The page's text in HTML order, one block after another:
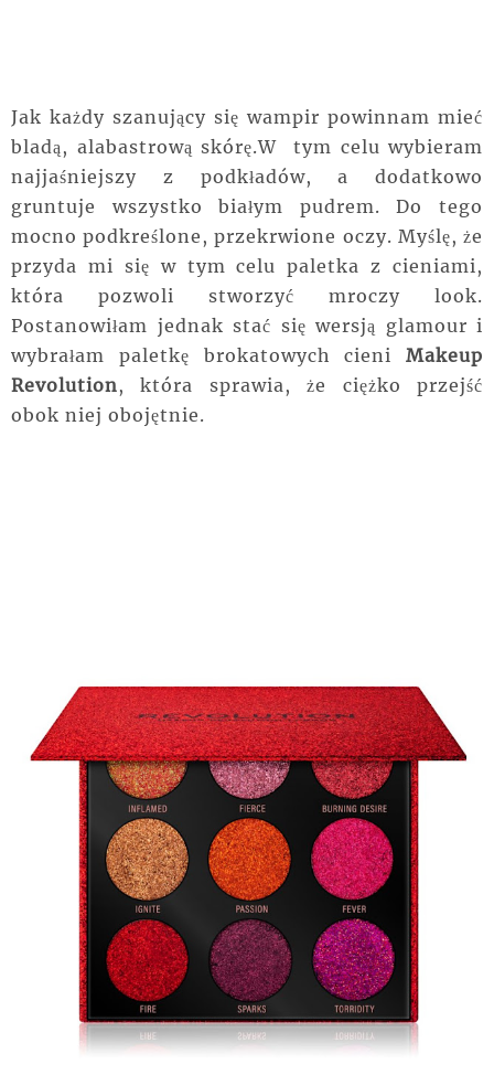
Jak każdy szanujący się wampir powinnam mieć
bladą, alabastrową skórę.W tym celu wybieram
najjaśniejszy z podkładów, a dodatkowo
gruntuje wszystko białym pudrem. Do tego
mocno podkreślone, przekrwione oczy. Myślę, że
przyda mi się w tym celu paletka z cieniami,
która pozwoli stworzyć mroczy look.
Postanowiłam jednak stać się wersją glamour i
wybrałam paletkę brokatowych cieni Makeup
Revolution, która sprawia, że ciężko przejść
obok niej obojętnie.